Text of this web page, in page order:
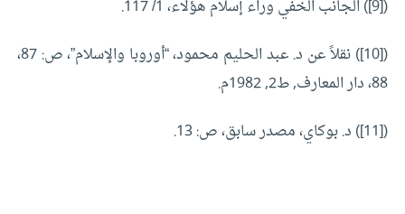
([9]) الجانب الخفي وراء إسلام هؤلاء، 1/ 117.
([10]) نقلاً عن د. عبد الحليم محمود، “أوروبا والإسلام”، ص: 87،
88، دار المعارف, ط2, 1982م.
([11]) د. بوكاي، مصدر سابق، ص: 13.